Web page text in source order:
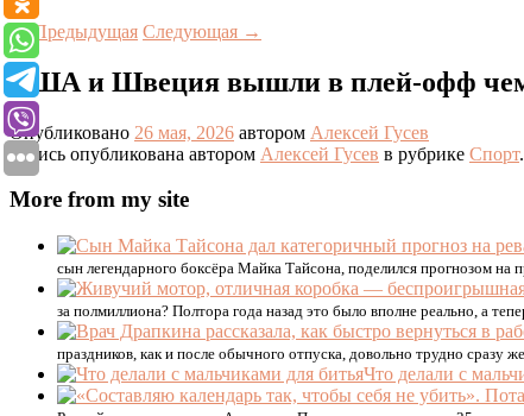
←Предыдущая Следующая →
США и Швеция вышли в плей-офф
Опубликовано 26 мая, 2026 автором Алексей Гусев
Запись опубликована автором Алексей Гусев в рубрике Спорт
More from my site
сын легендарного боксёра Майка Тайсона, поделился прогнозом
за полмиллиона? Полтора года назад это было вполне реально, а
праздников, как и после обычного отпуска, довольно трудно сразу
Что делали с